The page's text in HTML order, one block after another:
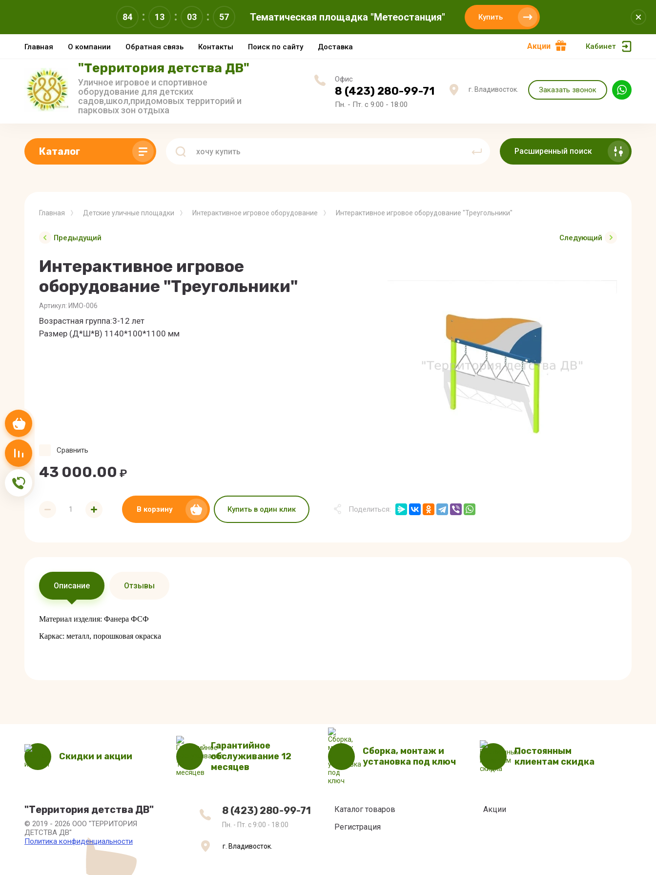
Сравнение
84 13 03 57 Тематическая площадка "Метеостанция" Купить
Главная О компании Обратная связь Контакты Поиск по сайту Доставка Акции Кабинет
"Территория детства ДВ"
Уличное игровое и спортивное
оборудование для детских
садов,школ,придомовых территорий и
парковых зон отдыха
Офис
8 (423) 280-99-71
Пн. - Пт. с 9:00 - 18:00
г. Владивосток. Заказать звонок
Каталог Расширенный поиск
Главная Детские уличные площадки Интерактивное игровое оборудование Интерактивное игровое оборудование "Треугольники"
Предыдущий Следующий
Интерактивное игровое
оборудование "Треугольники"
Артикул: ИМО-006
Возрастная группа:3-12 лет
Размер (Д*Ш*В) 1140*100*1100 мм
43 000.00 ₽
Сравнить
В корзину Купить в один клик Поделиться:
Описание Отзывы
Материал изделия: Фанера ФСФ
Каркас: металл, порошковая окраска
Скидки и акции
Гарантийное
обслуживание 12
месяцев
Сборка, монтаж и
установка под ключ
Постоянным
клиентам скидка
"Территория детства ДВ"
© 2019 - 2026 ООО "ТЕРРИТОРИЯ
ДЕТСТВА ДВ"
Политика конфиденциальности
8 (423) 280-99-71
Пн. - Пт. с 9:00 - 18:00
г. Владивосток.
Каталог товаров
Акции
Регистрация